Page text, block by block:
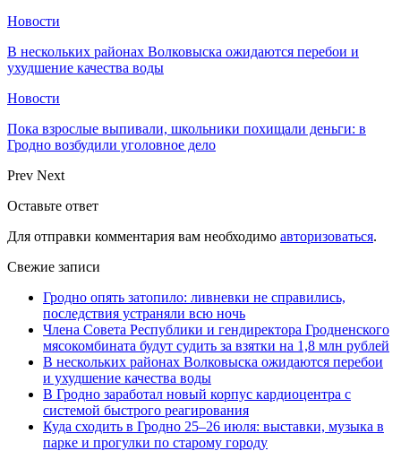
Новости
В нескольких районах Волковыска ожидаются перебои и
ухудшение качества воды
Новости
Пока взрослые выпивали, школьники похищали деньги: в
Гродно возбудили уголовное дело
Prev Next
Оставьте ответ
Для отправки комментария вам необходимо авторизоваться.
Свежие записи
Гродно опять затопило: ливневки не справились,
последствия устраняли всю ночь
Члена Совета Республики и гендиректора Гродненского
мясокомбината будут судить за взятки на 1,8 млн рублей
В нескольких районах Волковыска ожидаются перебои
и ухудшение качества воды
В Гродно заработал новый корпус кардиоцентра с
системой быстрого реагирования
Куда сходить в Гродно 25–26 июля: выставки, музыка в
парке и прогулки по старому городу